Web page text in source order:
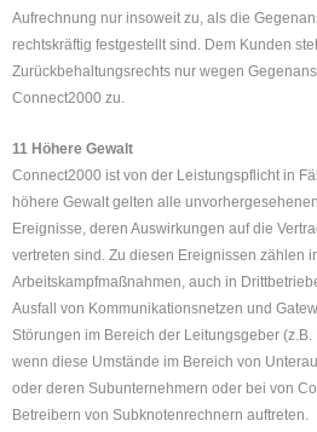
Aufrechnung nur insoweit zu, als die
rechtskräftig festgestellt sind. Dem Kunden
Zurückbehaltungsrechts nur wegen
Connect2000 zu.
11 Höhere Gewalt
Connect2000 ist von der Leistungspflicht in
höhere Gewalt gelten alle
Ereignisse, deren Auswirkungen auf die
vertreten sind. Zu diesen Ereignissen zählen
Arbeitskampfmaßnahmen, auch in
Ausfall von Kommunikationsnetzen und
Störungen im Bereich der Leitungsgeber (z.B.
wenn diese Umstände im Bereich von
oder deren Subunternehmern oder bei von
Betreibern von Subknotenrechnern auftreten.